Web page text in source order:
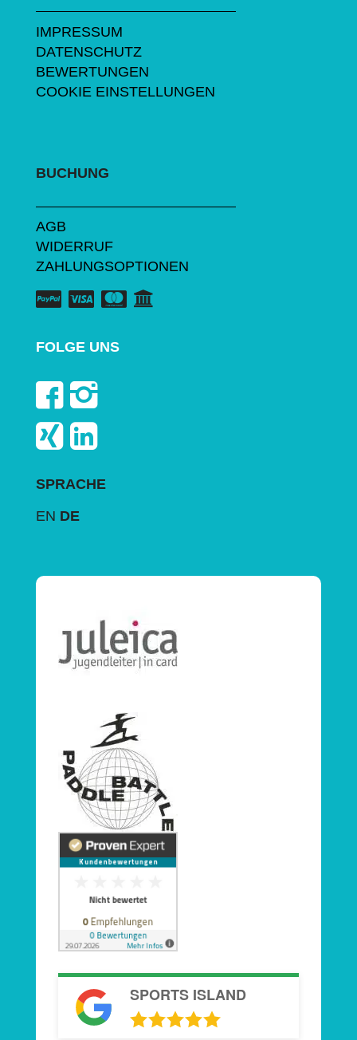
IMPRESSUM
DATENSCHUTZ
BEWERTUNGEN
COOKIE EINSTELLUNGEN
BUCHUNG
AGB
WIDERRUF
ZAHLUNGSOPTIONEN
FOLGE UNS
SPRACHE
EN DE
SPORTS ISLAND